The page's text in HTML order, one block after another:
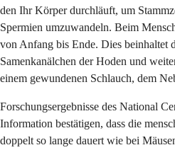
den Ihr Körper durchläuft, um
Spermien umzuwandeln. Beim
von Anfang bis Ende. Dies beinhaltet
Samenkanälchen der Hoden und
einem gewundenen Schlauch, dem
Forschungsergebnisse des National
Information bestätigen, dass die
doppelt so lange dauert wie bei